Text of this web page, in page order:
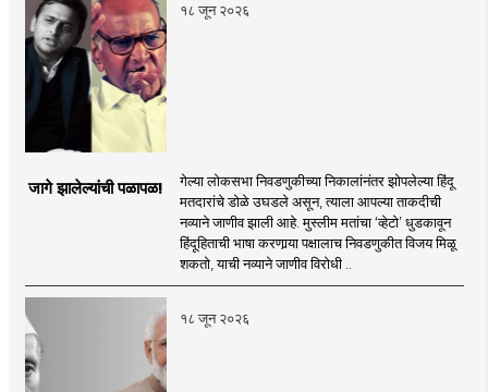
१८ जून २०२६
जागे झालेल्यांची पळापळ!
गेल्या लोकसभा निवडणुकीच्या निकालांनंतर झोपलेल्या हिंदू
मतदारांचे डोळे उघडले असून, त्याला आपल्या ताकदीची
नव्याने जाणीव झाली आहे. मुस्लीम मतांचा ‘व्हेटो’ धुडकावून
हिंदूहिताची भाषा करणार्‍या पक्षालाच निवडणुकीत विजय मिळू
शकतो, याची नव्याने जाणीव विरोधी ..
१८ जून २०२६